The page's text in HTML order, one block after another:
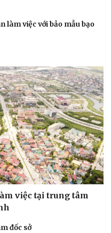
Câu chuyện thời sự
Đọc truyện đêm khuya
Cửa sổ tình yêu
Kể chuyện cho bé
Hạt giống tâm hồn
làm việc với bảo mẫu bạo
việc tại trung tâm
đốc sở